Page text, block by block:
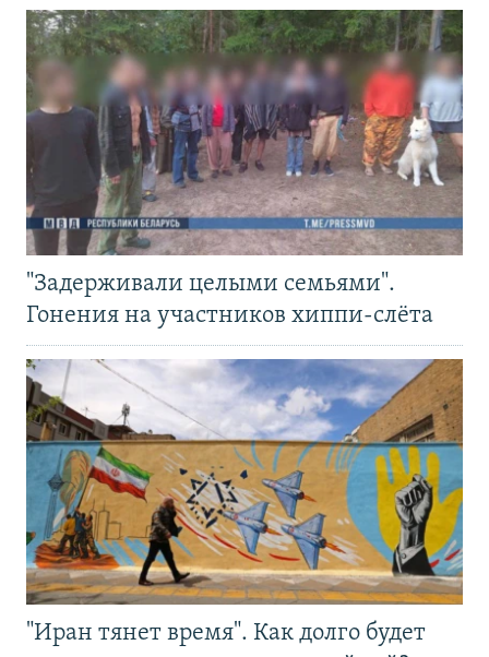
"Задерживали целыми семьями".
Гонения на участников хиппи-слёта
"Иран тянет время". Как долго будет